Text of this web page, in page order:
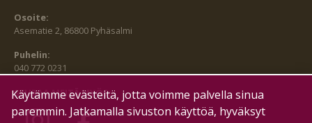
Osoite:
Asematie 2, 86800 Pyhäsalmi
Puhelin:
040 772 0231
SEURAA MEITÄ MYÖS:
Käytämme evästeitä, jotta voimme palvella sinua
paremmin. Jatkamalla sivuston käyttöä, hyväksyt